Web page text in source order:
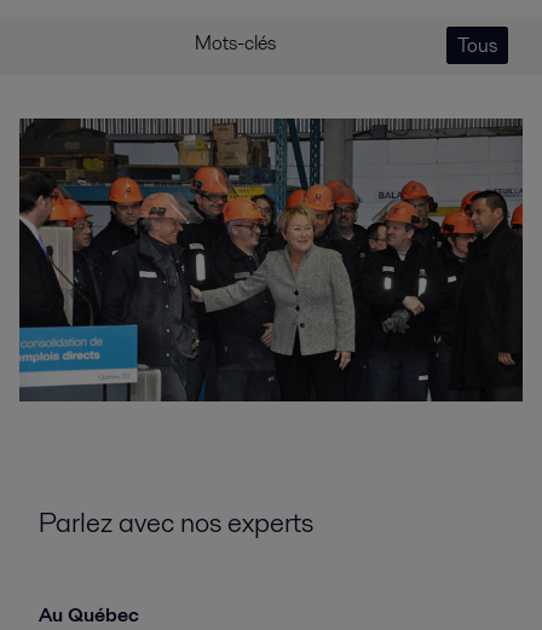
Mots-clés Tous
Parlez avec nos experts
Au Québec